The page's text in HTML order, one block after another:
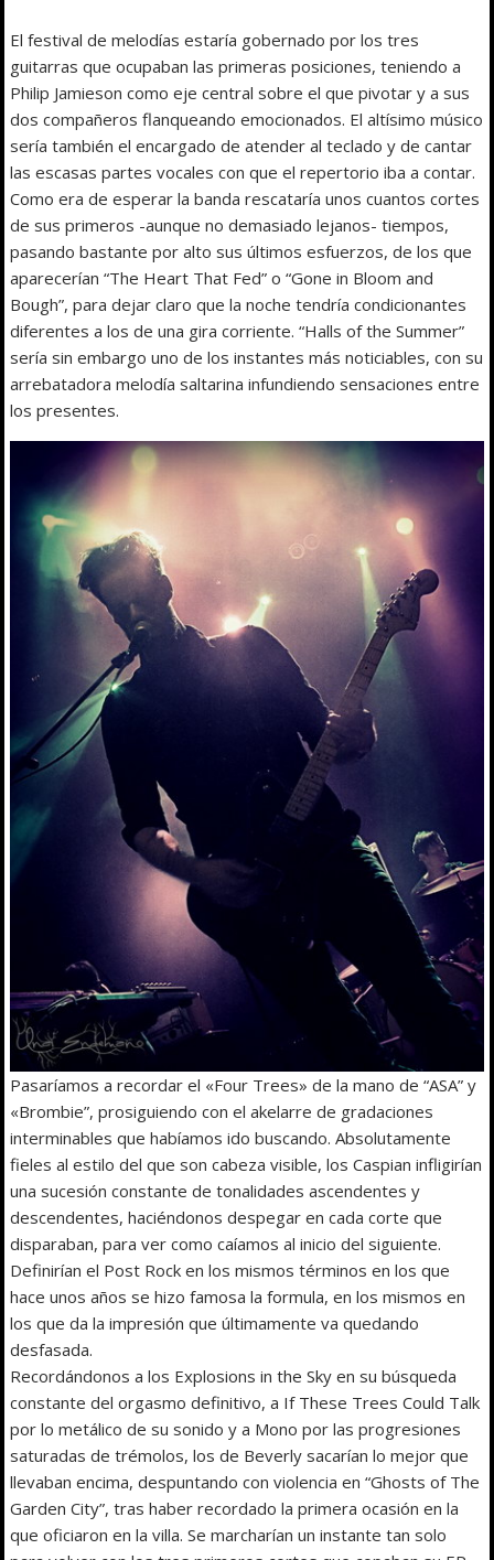
El festival de melodías estaría gobernado por los tres
guitarras que ocupaban las primeras posiciones, teniendo a
Philip Jamieson como eje central sobre el que pivotar y a sus
dos compañeros flanqueando emocionados. El altísimo músico
sería también el encargado de atender al teclado y de cantar
las escasas partes vocales con que el repertorio iba a contar.
Como era de esperar la banda rescataría unos cuantos cortes
de sus primeros -aunque no demasiado lejanos- tiempos,
pasando bastante por alto sus últimos esfuerzos, de los que
aparecerían “The Heart That Fed” o “Gone in Bloom and
Bough”, para dejar claro que la noche tendría condicionantes
diferentes a los de una gira corriente. “Halls of the Summer”
sería sin embargo uno de los instantes más noticiables, con su
arrebatadora melodía saltarina infundiendo sensaciones entre
los presentes.
Pasaríamos a recordar el «Four Trees» de la mano de “ASA” y
«Brombie”, prosiguiendo con el akelarre de gradaciones
interminables que habíamos ido buscando. Absolutamente
fieles al estilo del que son cabeza visible, los Caspian infligirían
una sucesión constante de tonalidades ascendentes y
descendentes, haciéndonos despegar en cada corte que
disparaban, para ver como caíamos al inicio del siguiente.
Definirían el Post Rock en los mismos términos en los que
hace unos años se hizo famosa la formula, en los mismos en
los que da la impresión que últimamente va quedando
desfasada.
Recordándonos a los Explosions in the Sky en su búsqueda
constante del orgasmo definitivo, a If These Trees Could Talk
por lo metálico de su sonido y a Mono por las progresiones
saturadas de trémolos, los de Beverly sacarían lo mejor que
llevaban encima, despuntando con violencia en “Ghosts of The
Garden City”, tras haber recordado la primera ocasión en la
que oficiaron en la villa. Se marcharían un instante tan solo